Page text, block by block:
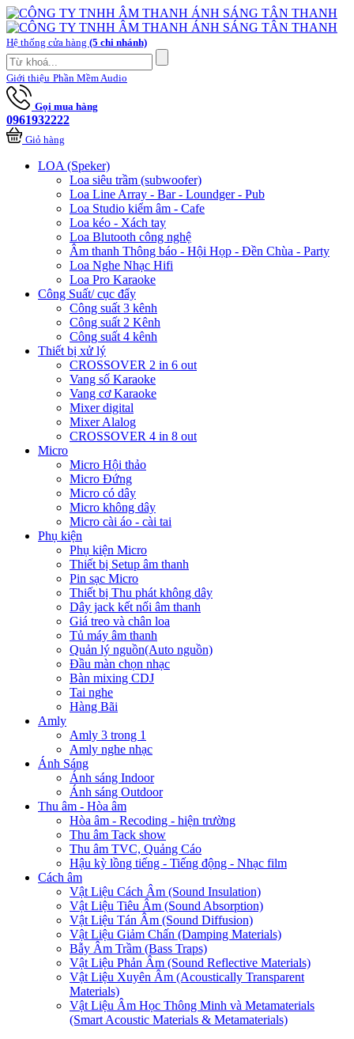
Hệ thống cửa hàng (5 chi nhánh)
Giới thiệu Phần Mềm Audio
Gọi mua hàng
0961932222
Giỏ hàng
LOA (Speker)
Loa siêu trầm (subwoofer)
Loa Line Array - Bar - Loundger - Pub
Loa Studio kiểm âm - Cafe
Loa kéo - Xách tay
Loa Blutooth công nghệ
Âm thanh Thông báo - Hội Họp - Đền Chùa - Party
Loa Nghe Nhạc Hifi
Loa Pro Karaoke
Công Suất/ cục đẩy
Công suất 3 kênh
Công suất 2 Kênh
Công suất 4 kênh
Thiết bị xử lý
CROSSOVER 2 in 6 out
Vang số Karaoke
Vang cơ Karaoke
Mixer digital
Mixer Alalog
CROSSOVER 4 in 8 out
Micro
Micro Hội thảo
Micro Đứng
Micro có dây
Micro không dây
Micro cài áo - cài tai
Phụ kiện
Phụ kiện Micro
Thiết bị Setup âm thanh
Pin sạc Micro
Thiết bị Thu phát không dây
Dây jack kết nối âm thanh
Giá treo và chân loa
Tủ máy âm thanh
Quản lý nguồn(Auto nguồn)
Đầu màn chọn nhạc
Bàn mixing CDJ
Tai nghe
Hàng Bãi
Amly
Amly 3 trong 1
Amly nghe nhạc
Ánh Sáng
Ánh sáng Indoor
Ánh sáng Outdoor
Thu âm - Hòa âm
Hòa âm - Recoding - hiện trường
Thu âm Tack show
Thu âm TVC, Quảng Cáo
Hậu kỳ lồng tiếng - Tiếng động - Nhạc film
Cách âm
Vật Liệu Cách Âm (Sound Insulation)
Vật Liệu Tiêu Âm (Sound Absorption)
Vật Liệu Tán Âm (Sound Diffusion)
Vật Liệu Giảm Chấn (Damping Materials)
Bẫy Âm Trầm (Bass Traps)
Vật Liệu Phản Âm (Sound Reflective Materials)
Vật Liệu Xuyên Âm (Acoustically Transparent
Materials)
Vật Liệu Âm Học Thông Minh và Metamaterials
(Smart Acoustic Materials & Metamaterials)